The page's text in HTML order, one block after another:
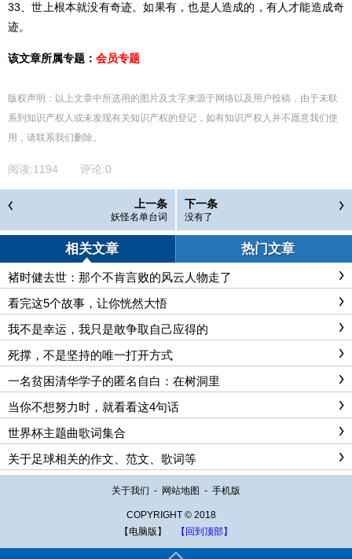
33、世上根本就没有奇迹。如果有，也是人造成的，有人才能造成奇
迹。
该文章所属专题： 会员专题
版权声明：以上文章中所选用的图片及文字来源于网络以及用户投稿，由于未联
系到知识产权人或未发现有关知识产权的登记，如有知识产权人并不愿意我们使
用，请联系我们删除。
阅读:1194 评论:0
上一条
妖怪名单台词
下一条
没有了
相关文章 热门文章
褚时健去世：那个不肯言败的风云人物走了
看完这5个故事，让你恍然大悟
我不是幸运，我只是敢争取自己应得的
死撑，不是坚持的唯一打开方式
一名贫困清华学子的匿名自白：在树洞里
当你不想努力时，就看看这4句话
世界杯主题曲歌词集合
关于足球相关的作文、范文、歌词等
关于我们 - 网站地图 - 手机版
COPYRIGHT © 2018
【电脑版】
【回到顶部】